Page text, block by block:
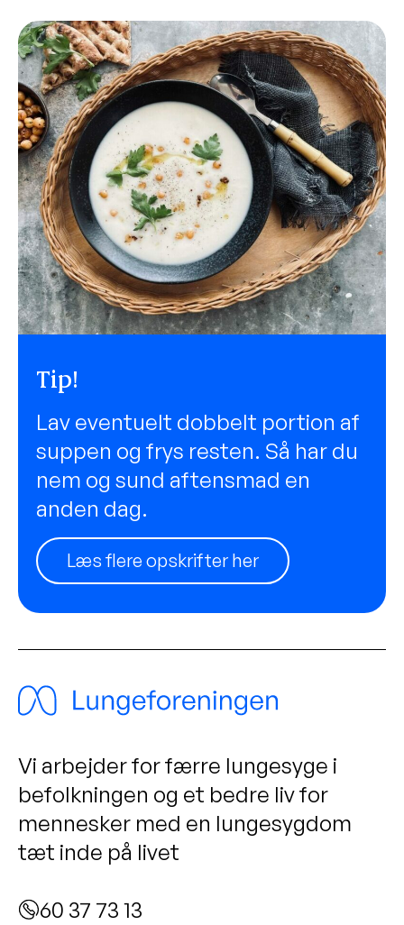
Tip!
Lav eventuelt dobbelt portion af
suppen og frys resten. Så har du
nem og sund aftensmad en
anden dag.
Læs flere opskrifter her
Vi arbejder for færre lungesyge i
befolkningen og et bedre liv for
mennesker med en lungesygdom
tæt inde på livet
60 37 73 13